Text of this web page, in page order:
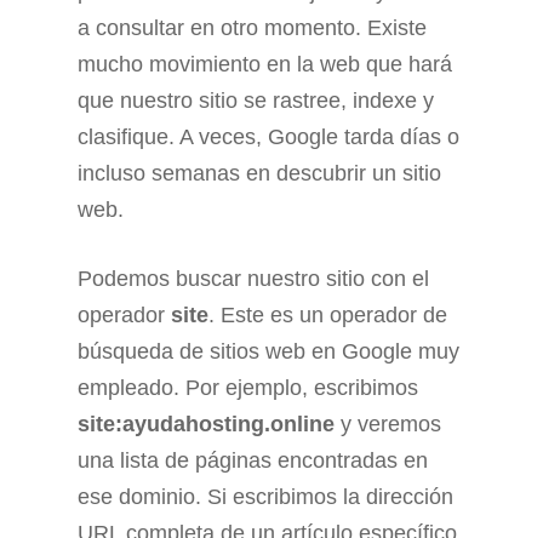
a consultar en otro momento. Existe
mucho movimiento en la web que hará
que nuestro sitio se rastree, indexe y
clasifique. A veces, Google tarda días o
incluso semanas en descubrir un sitio
web.
Podemos buscar nuestro sitio con el
operador site. Este es un operador de
búsqueda de sitios web en Google muy
empleado. Por ejemplo, escribimos
site:ayudahosting.online y veremos
una lista de páginas encontradas en
ese dominio. Si escribimos la dirección